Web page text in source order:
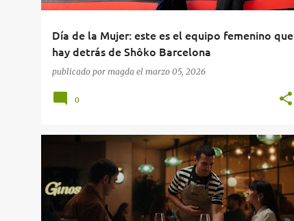
Día de la Mujer: este es el equipo femenino que
hay detrás de Shôko Barcelona
publicado por magda el marzo 05, 2026
0
RESTAURANTES